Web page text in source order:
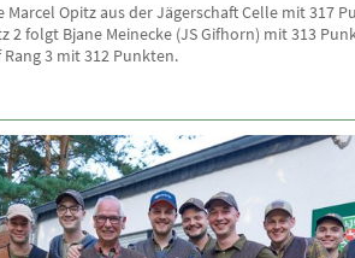
Opitz aus der Jägerschaft Celle mit 317
2 folgt Bjane Meinecke (JS Gifhorn) mit 313
3 mit 312 Punkten.